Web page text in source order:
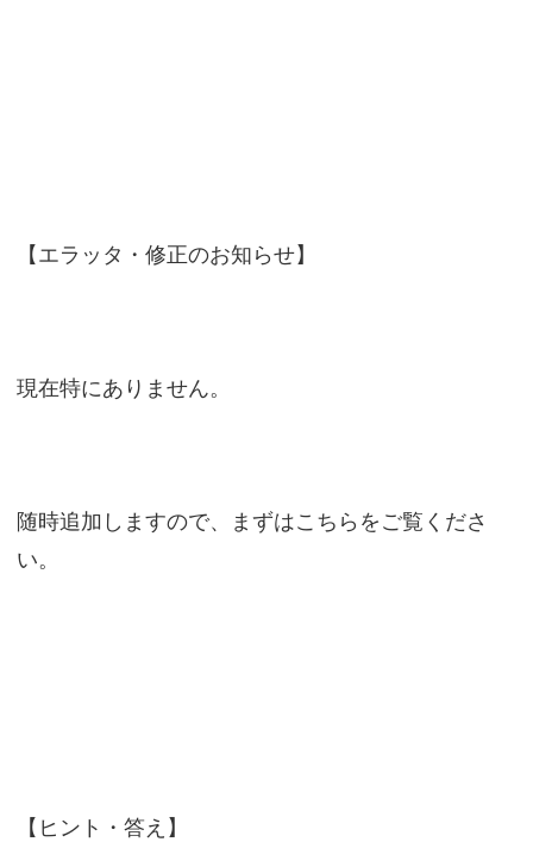
【エラッタ・修正のお知らせ】
現在特にありません。
随時追加しますので、まずはこちらをご覧くださ
い。
【ヒント・答え】